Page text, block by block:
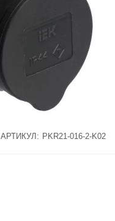
АРТИКУЛ: PKR21-016-2-K02